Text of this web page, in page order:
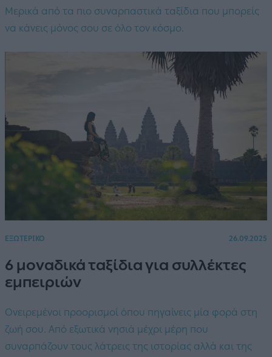
Μερικά από τα πιο συναρπαστικά ταξίδια που μπορείς
να κάνεις μόνος σου σε όλο τον κόσμο.
ΕΞΩΤΕΡΙΚΟ 26.09.2025
6 μοναδικά ταξίδια για συλλέκτες
εμπειριών
Ονειρεμένοι προορισμοί όπου πηγαίνεις μία φορά στη
ζωή σου. Από εξωτικά νησιά μέχρι μέρη που
συναρπάζουν τους λάτρεις της ιστορίας αλλά και της